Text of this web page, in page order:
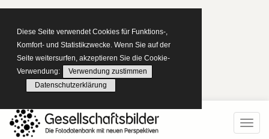
Diese Seite verwendet Cookies für Funktions-,
Komfort- und Statistikzwecke. Wenn Sie auf der
Seite weitersurfen, akzeptieren Sie die Cookie-
Verwendung:
Verwendung zustimmen
Datenschutzerklärung